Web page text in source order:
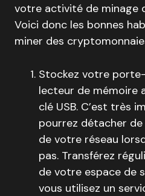
votre activité de minage
Voici donc les bonnes
miner des
Stockez votre
lecteur de mémoire
clé USB. C’est très
pourrez détacher
de votre réseau
pas. Transférez
de votre espace de
vous utilisez un